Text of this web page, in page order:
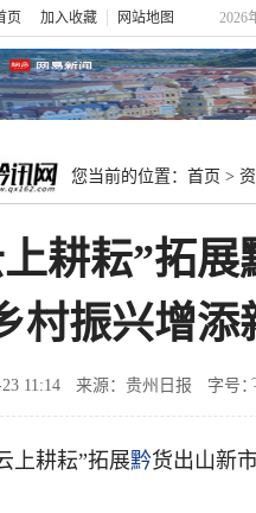
页 加入收藏 网站地图 2026
您当前的位置： 首页 >
耕耘”拓
村振兴增添
11:14 来源：贵州日报 字号：
上耕耘”拓展黔货出山新